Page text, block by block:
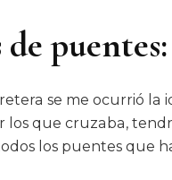
se me ocurrió la
los que cruzaba,
los puentes que